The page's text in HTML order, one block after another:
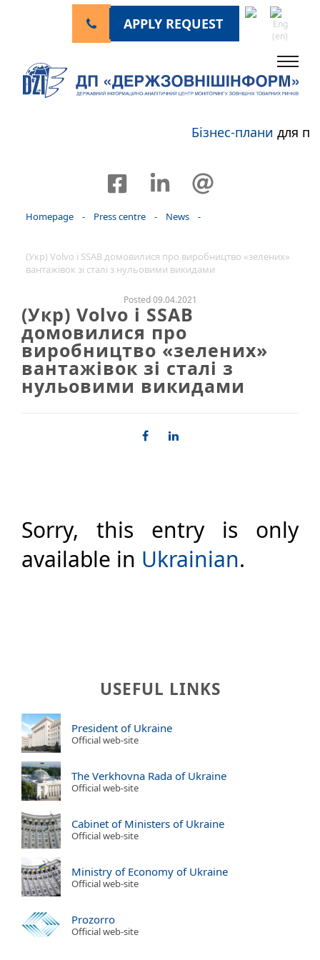
APPLY REQUEST
Бізнес-планидля
Homepage - Press centre - News -
(Укр) Volvo і SSAB домовилися про виробництво «зелених»
вантажівок зі сталі з нульовими викидами
Posted 09.04.2021
(Укр) Volvo і SSAB
домовилися про
виробництво «зелених»
вантажівок зі сталі з
нульовими викидами
Sorry, this entry is only
available in Ukrainian.
USEFUL LINKS
President of Ukraine
Official web-site
The Verkhovna Rada of Ukraine
Official web-site
Cabinet of Ministers of Ukraine
Official web-site
Ministry of Economy of Ukraine
Official web-site
Prozorro
Official web-site